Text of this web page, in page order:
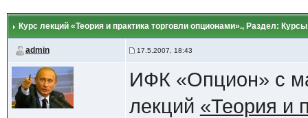
Курс лекций «Теория и практика торговли опционами»., Раздел:
admin 17.5.2007, 18:43
ИФК «Опцион» с
лекций «Теория и